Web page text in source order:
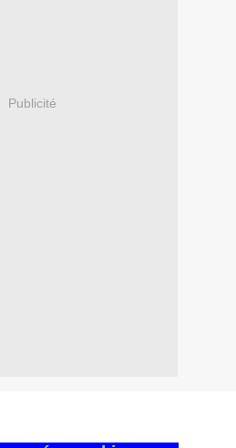
Publicité